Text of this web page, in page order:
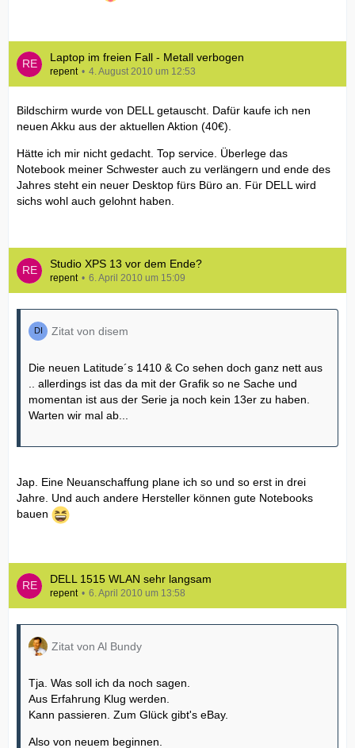
Laptop im freien Fall - Metall verbogen
repent 4. August 2010 um 12:53
Bildschirm wurde von DELL getauscht. Dafür kaufe ich nen
neuen Akku aus der aktuellen Aktion (40€).
Hätte ich mir nicht gedacht. Top service. Überlege das
Notebook meiner Schwester auch zu verlängern und ende des
Jahres steht ein neuer Desktop fürs Büro an. Für DELL wird
sichs wohl auch gelohnt haben.
Studio XPS 13 vor dem Ende?
repent 6. April 2010 um 15:09
Zitat von disem
Die neuen Latitude´s 1410 & Co sehen doch ganz nett aus
.. allerdings ist das da mit der Grafik so ne Sache und
momentan ist aus der Serie ja noch kein 13er zu haben.
Warten wir mal ab...
Jap. Eine Neuanschaffung plane ich so und so erst in drei
Jahre. Und auch andere Hersteller können gute Notebooks
bauen
DELL 1515 WLAN sehr langsam
repent 6. April 2010 um 13:58
Zitat von Al Bundy
Tja. Was soll ich da noch sagen.
Aus Erfahrung Klug werden.
Kann passieren. Zum Glück gibt's eBay.
Also von neuem beginnen.